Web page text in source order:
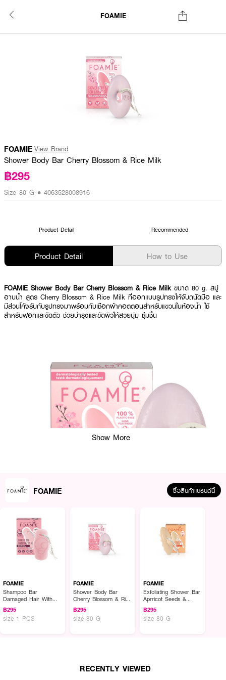
FOAMIE
FOAMIE View Brand
Shower Body Bar Cherry Blossom & Rice Milk
฿295
Size 80 G • 4063528008916
Product Detail Recommended
Product Detail How to Use
FOAMIE Shower Body Bar Cherry Blossom & Rice Milkขนาด 80 g. สบู่
อาบน้ำ สูตร Cherry Blossom & Rice Milk ที่ออกแบบรูปทรงให้จับถนัดมือ และ
มีส่วนโค้งรับกับรูปทรงมาพร้อมกับเชือกผ้าคอตตอนสำหรับแขวนในห้องน้ำ ใช้
สำหรับฟอกและขัดตัว ช่วยบำรุงและขัดผิวให้สวยนุ่ม ชุ่มชื้น
ผลลัพธ์ที่ได้ :
Bar Cherry Blossom & Rice Milk
ออกแบบรูปทรงให้จับถนัดมือ
และมีส่วนโค้งรับกับรูปทรงมาพร้อมกับเชือกผ้าคอตตอนสำหรับแขวนในห้องน้ำ ที่มี
ส่วนผสมจากด้วยส่วนผสมจากดอกซากุระ และน้ำนมข้าว มอบผิวนุ่มชุ่มชื้น และ
กระจ่างใส ผลิตด้วยกรรมวิธีสกัดเย็น เพื่อคงคุณค่าสารบำรุงจากธรรมชาติด้วยค่า
PH balance ที่เหมาะสมกับผิวหนัง
Show More
FOAMIE ซื้อสินค้าแบรนด์นี้
FOAMIE
Shampoo Bar
Damaged Hair With
Hibiscus
฿295
size 1 PCS
FOAMIE
Shower Body Bar
Cherry Blossom & Rice
Milk
฿295
size 80 G
FOAMIE
Exfoliating Shower Bar
Aprricot Seeds &
Sheabutter
฿295
size 80 G
RECENTLY VIEWED